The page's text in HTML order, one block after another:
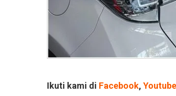
Ikuti kami di Facebook, Youtube